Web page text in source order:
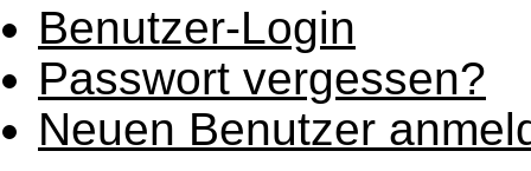
Benutzer-Login
Passwort vergessen?
Neuen Benutzer